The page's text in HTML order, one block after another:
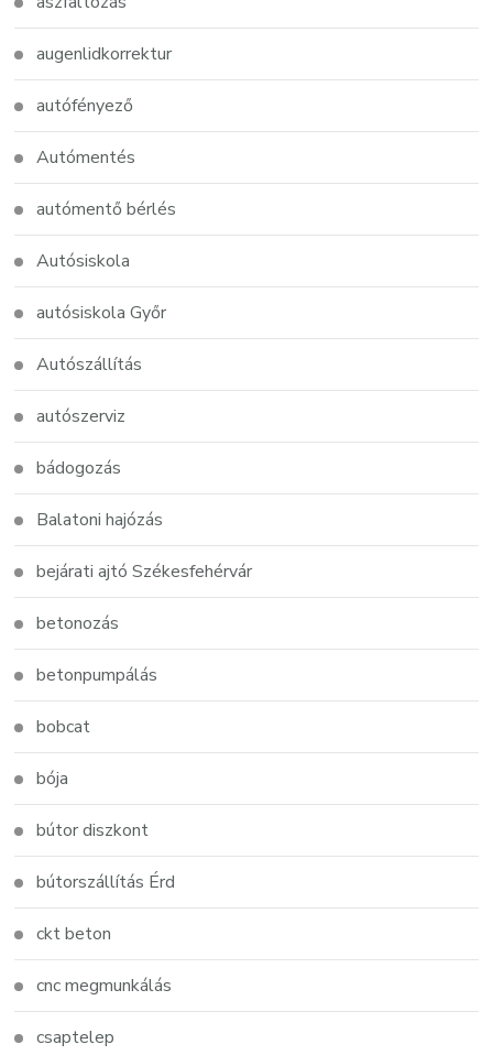
augenlidkorrektur
autófényező
Autómentés
autómentő bérlés
Autósiskola
autósiskola Győr
Autószállítás
autószerviz
bádogozás
Balatoni hajózás
bejárati ajtó Székesfehérvár
betonozás
betonpumpálás
bobcat
bója
bútor diszkont
bútorszállítás Érd
ckt beton
cnc megmunkálás
csaptelep